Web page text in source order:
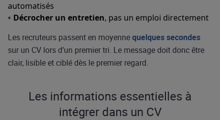
automatisés
Décrocher un entretien, pas un emploi directement
Les recruteurs passent en moyennequelques secondes
sur un CV lors d’un premier tri. Le message doit donc être
clair, lisible et ciblé dès le premier regard.
Les informations essentielles à
intégrer dans un CV